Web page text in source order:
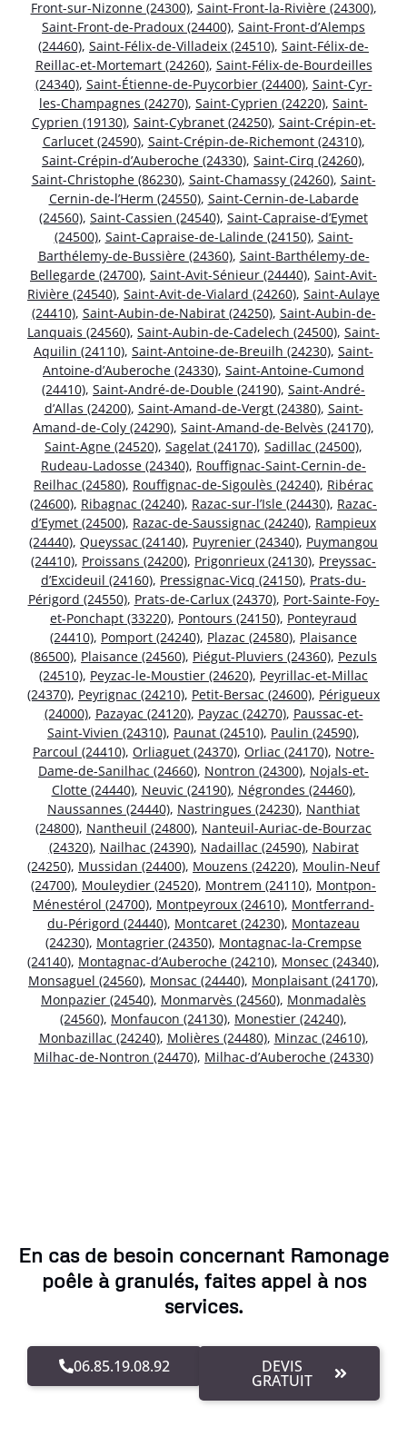
Front-sur-Nizonne (24300), Saint-Front-la-Rivière (24300),
Saint-Front-de-Pradoux (24400), Saint-Front-d’Alemps
(24460), Saint-Félix-de-Villadeix (24510), Saint-Félix-de-
Reillac-et-Mortemart (24260), Saint-Félix-de-Bourdeilles
(24340), Saint-Étienne-de-Puycorbier (24400), Saint-Cyr-
les-Champagnes (24270), Saint-Cyprien (24220), Saint-
Cyprien (19130), Saint-Cybranet (24250), Saint-Crépin-et-
Carlucet (24590), Saint-Crépin-de-Richemont (24310),
Saint-Crépin-d’Auberoche (24330), Saint-Cirq (24260),
Saint-Christophe (86230), Saint-Chamassy (24260), Saint-
Cernin-de-l’Herm (24550), Saint-Cernin-de-Labarde
(24560), Saint-Cassien (24540), Saint-Capraise-d’Eymet
(24500), Saint-Capraise-de-Lalinde (24150), Saint-
Barthélemy-de-Bussière (24360), Saint-Barthélemy-de-
Bellegarde (24700), Saint-Avit-Sénieur (24440), Saint-Avit-
Rivière (24540), Saint-Avit-de-Vialard (24260), Saint-Aulaye
(24410), Saint-Aubin-de-Nabirat (24250), Saint-Aubin-de-
Lanquais (24560), Saint-Aubin-de-Cadelech (24500), Saint-
Aquilin (24110), Saint-Antoine-de-Breuilh (24230), Saint-
Antoine-d’Auberoche (24330), Saint-Antoine-Cumond
(24410), Saint-André-de-Double (24190), Saint-André-
d’Allas (24200), Saint-Amand-de-Vergt (24380), Saint-
Amand-de-Coly (24290), Saint-Amand-de-Belvès (24170),
Saint-Agne (24520), Sagelat (24170), Sadillac (24500),
Rudeau-Ladosse (24340), Rouffignac-Saint-Cernin-de-
Reilhac (24580), Rouffignac-de-Sigoulès (24240), Ribérac
(24600), Ribagnac (24240), Razac-sur-l’Isle (24430), Razac-
d’Eymet (24500), Razac-de-Saussignac (24240), Rampieux
(24440), Queyssac (24140), Puyrenier (24340), Puymangou
(24410), Proissans (24200), Prigonrieux (24130), Preyssac-
d’Excideuil (24160), Pressignac-Vicq (24150), Prats-du-
Périgord (24550), Prats-de-Carlux (24370), Port-Sainte-Foy-
et-Ponchapt (33220), Pontours (24150), Ponteyraud
(24410), Pomport (24240), Plazac (24580), Plaisance
(86500), Plaisance (24560), Piégut-Pluviers (24360), Pezuls
(24510), Peyzac-le-Moustier (24620), Peyrillac-et-Millac
(24370), Peyrignac (24210), Petit-Bersac (24600), Périgueux
(24000), Pazayac (24120), Payzac (24270), Paussac-et-
Saint-Vivien (24310), Paunat (24510), Paulin (24590),
Parcoul (24410), Orliaguet (24370), Orliac (24170), Notre-
Dame-de-Sanilhac (24660), Nontron (24300), Nojals-et-
Clotte (24440), Neuvic (24190), Négrondes (24460),
Naussannes (24440), Nastringues (24230), Nanthiat
(24800), Nantheuil (24800), Nanteuil-Auriac-de-Bourzac
(24320), Nailhac (24390), Nadaillac (24590), Nabirat
(24250), Mussidan (24400), Mouzens (24220), Moulin-Neuf
(24700), Mouleydier (24520), Montrem (24110), Montpon-
Ménestérol (24700), Montpeyroux (24610), Montferrand-
du-Périgord (24440), Montcaret (24230), Montazeau
(24230), Montagrier (24350), Montagnac-la-Crempse
(24140), Montagnac-d’Auberoche (24210), Monsec (24340),
Monsaguel (24560), Monsac (24440), Monplaisant (24170),
Monpazier (24540), Monmarvès (24560), Monmadalès
(24560), Monfaucon (24130), Monestier (24240),
Monbazillac (24240), Molières (24480), Minzac (24610),
Milhac-de-Nontron (24470), Milhac-d’Auberoche (24330)
En cas de besoin concernant Ramonage
poêle à granulés, faites appel à nos
services.
06.85.19.08.92 DEVIS
GRATUIT